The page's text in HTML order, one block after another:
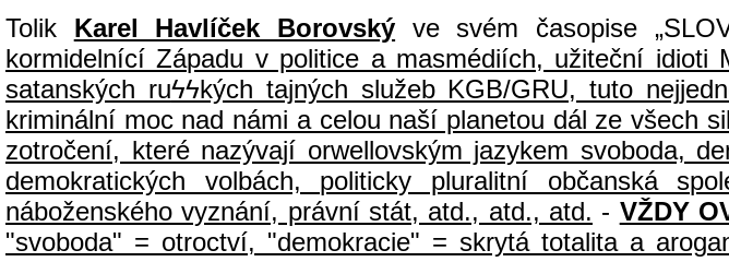
Tolik Karel Havlíček Borovský ve svém časopise
kormidelnící Západu v politice a masmédiích, užiteční
satanských ruϟϟkých tajných služeb KGB/GRU, tuto
kriminální moc nad námi a celou naší planetou dál ze všech
zotročení, které nazývají orwellovským jazykem svoboda,
demokratických volbách, politicky pluralitní občanská
náboženského vyznání, právní stát, atd., atd., atd. - VŽDY
"svoboda" = otroctví, "demokracie" = skrytá totalita a